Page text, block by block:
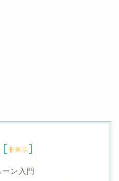
[非表示]
ン入門